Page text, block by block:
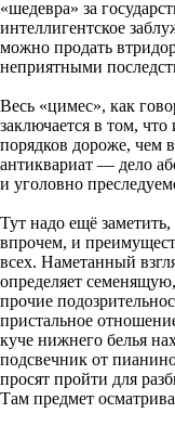
«шедевра» за
интеллигентское
можно продать
неприятными
Весь «цимес», как
заключается в том, что
порядков дороже, чем
антиквариат — дело
и уголовно
Тут надо ещё
впрочем, и
всех. Наметанный
определяет
прочие
пристальное
куче нижнего белья
подсвечник от
просят пройти для
Там предмет